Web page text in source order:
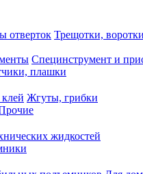
отверток Трещотки,
Специнструмент и
плашки
Жгуты, грибки
жидкостей